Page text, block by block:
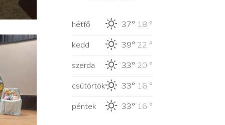
hétfő 37° 18 °
kedd
39° 22 °
szerda
33° 20 °
csütörtök
33° 16 °
péntek
33° 16 °